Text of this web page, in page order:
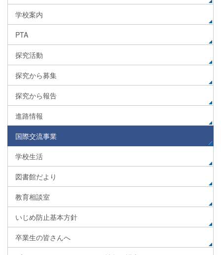
学校案内
PTA
探究活動
探究から募集
探究から報告
進路情報
国際交流事業
学校生活
図書館だより
教育相談室
いじめ防止基本方針
卒業生の皆さんへ